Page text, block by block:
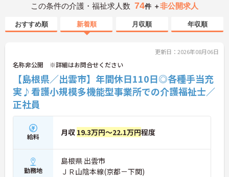
この条件の介護・福祉求人数 74件 ＋非公開求人
おすすめ順 新着順 月収順 年収順
更新日：2026年08月06日
名称非公開 ※詳細はお問合せください
【島根県／出雲市】年間休日110日◎各種手当充
実♪看護小規模多機能型事業所での介護福祉士／
正社員
給料 月収 19.3万円～22.1万円程度
勤務地
島根県 出雲市
ＪＲ山陰本線(京都－下関)